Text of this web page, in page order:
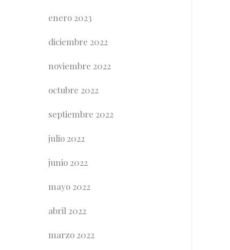
enero 2023
diciembre 2022
noviembre 2022
octubre 2022
septiembre 2022
julio 2022
junio 2022
mayo 2022
abril 2022
marzo 2022